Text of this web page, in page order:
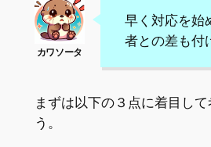
早く対応を始
者との差も付
まずは以下の３点に着目し
う。